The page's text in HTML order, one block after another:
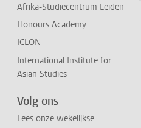
Afrika-Studiecentrum Leiden
Honours Academy
ICLON
International Institute for
Asian Studies
Volg ons
Lees onze wekelijkse